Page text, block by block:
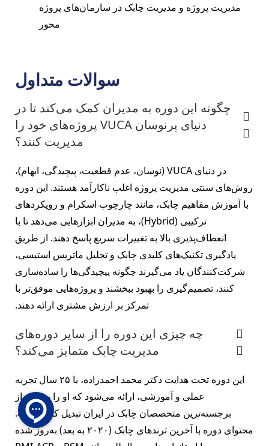
مدیریت پروژه و مدیریت چابک در سازمان‌های پروژه
محور
سوالات متداول
چگونه این دوره به مدیران کمک می‌کند تا در
دنیای پرنوسان VUCA پروژه‌های خود را
مدیریت کنند؟
در دنیای VUCA (نوسان، عدم قطعیت، پیچیدگی، ابهام)،
روش‌های سنتی مدیریت پروژه اغلب ناکارآمد هستند. این دوره
با آموزش مفاهیم چابک، مانند چارچوب اسکرام و رویکردهای
ترکیبی (Hybrid)، به مدیران ابزارهایی می‌دهد تا با
انعطاف‌پذیری بالا به تغییرات سریع پاسخ دهند. از طریق
یادگیری تکنیک‌های کلیدی چابک و تحلیل ماتریس استیسی،
شرکت‌کنندگان یاد می‌گیرند چگونه پیچیدگی‌ها را ساده‌سازی
کنند، تصمیم‌گیری را بهبود ببخشند و پروژه‌هایی موفق‌تر با
تمرکز بر ارزش مشتری ارائه دهند.
چه چیزی این دوره را از سایر دوره‌های
مدیریت چابک متمایز می‌کند؟
این دوره تحت هدایت دکتر محمد احمدزاده، با ۲۵ سال تجربه
عملی و آموزشی، ارائه می‌شود که او را به یکی از
برجسته‌ترین متخصصان چابک در ایران تبدیل کرده است.
محتوای دوره با آخرین ترندهای چابک (۲۰۲۰ به بعد) به‌روز شده